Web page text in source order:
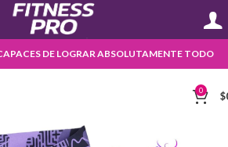
DE LOGRAR ABSOLUTAMENTE TODO
0 $